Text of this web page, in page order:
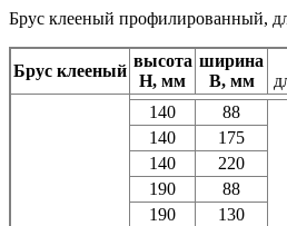
Брус клееный профилированный,
Брус клееный
высота
H, мм
ширина
B, мм
140
88
140
175
140
220
190
88
190
130